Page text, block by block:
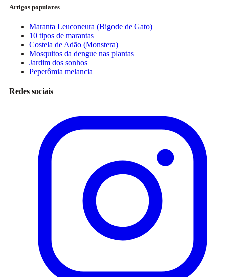
Artigos populares
Maranta Leuconeura (Bigode de Gato)
10 tipos de marantas
Costela de Adão (Monstera)
Mosquitos da dengue nas plantas
Jardim dos sonhos
Peperômia melancia
Redes sociais